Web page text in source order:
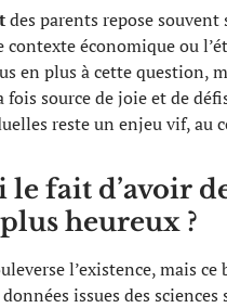
des parents repose
économique ou
en plus à cette question,
fois source de joie et de
reste un enjeu vif, au
fait d’avoir
heureux ?
l’existence, mais
issues des